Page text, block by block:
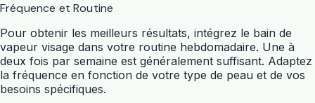
Fréquence et Routine
Pour obtenir les meilleurs résultats, intégrez le bain de
vapeur visage dans votre routine hebdomadaire. Une à
deux fois par semaine est généralement suffisant. Adaptez
la fréquence en fonction de votre type de peau et de vos
besoins spécifiques.